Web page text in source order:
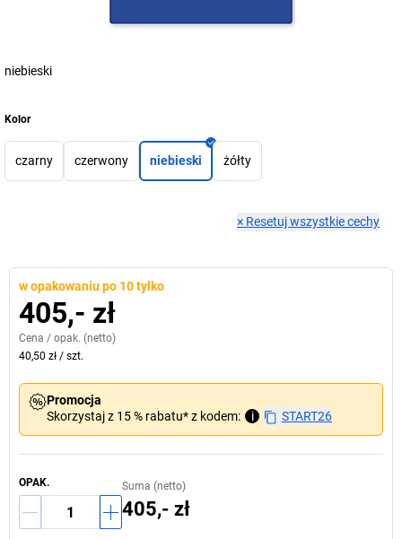
niebieski
Kolor
czarny czerwony niebieski żółty
× Resetuj wszystkie cechy
w opakowaniu po 10 tylko
405,- zł
Cena / opak. (netto)
40,50 zł / szt.
Promocja
Skorzystaj z 15 % rabatu* z kodem:
i START26
OPAK. Suma (netto)
405,- zł